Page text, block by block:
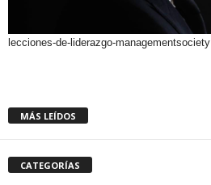
lecciones-de-liderazgo-managementsociety
MÁS LEÍDOS
CATEGORÍAS